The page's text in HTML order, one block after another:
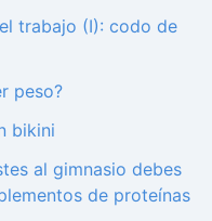
trabajo (I): codo de
peso?
bikini
al gimnasio debes
de proteínas